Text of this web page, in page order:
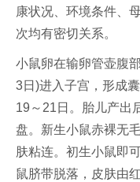
康状况、环境条件、
次均有密切关系。
小鼠卵在输卵管壶腹
3日)进入子宫，形成
19～21日。胎儿产出
盘。新生小鼠赤裸无
肤粘连。初生小鼠即
鼠脐带脱落，皮肤由